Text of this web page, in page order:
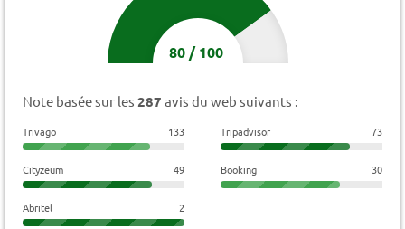
80/100
Note basée sur les 287 avis du web suivants :
Trivago 133 Tripadvisor 73
Cityzeum 49 Booking 30
Abritel 2